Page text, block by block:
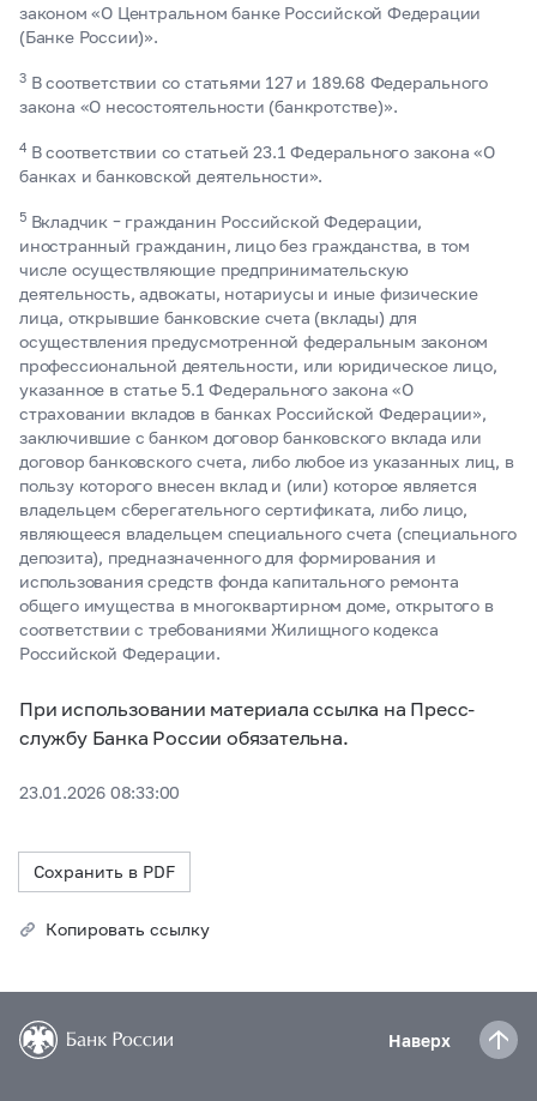
законом «O Центральном банке Российской Федерации
(Банке России)».
3В соответствии со статьями 127 и 189.68 Федерального
закона «О несостоятельности (банкротстве)».
4В соответствии со статьей 23.1 Федерального закона «О
банках и банковской деятельности».
5Вкладчик – гражданин Российской Федерации,
иностранный гражданин, лицо без гражданства, в том
числе осуществляющие предпринимательскую
деятельность, адвокаты, нотариусы и иные физические
лица, открывшие банковские счета (вклады) для
осуществления предусмотренной федеральным законом
профессиональной деятельности, или юридическое лицо,
указанное в статье 5.1 Федерального закона «О
страховании вкладов в банках Российской Федерации»,
заключившие с банком договор банковского вклада или
договор банковского счета, либо любое из указанных лиц, в
пользу которого внесен вклад и (или) которое является
владельцем сберегательного сертификата, либо лицо,
являющееся владельцем специального счета (специального
депозита), предназначенного для формирования и
использования средств фонда капитального ремонта
общего имущества в многоквартирном доме, открытого в
соответствии с требованиями Жилищного кодекса
Российской Федерации.
При использовании материала ссылка на Пресс-
службу Банка России обязательна.
23.01.2026 08:33:00
Сохранить в PDF
Копировать ссылку
Наверх